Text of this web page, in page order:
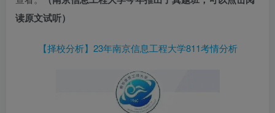
读原文试听）
【择校分析】23年南京信息工程大学811考情分析